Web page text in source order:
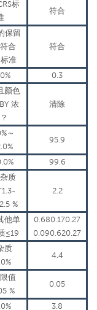
标
符合
保留
合
准
符合
0.3
颜色
浓
清除
～
95.9
99.6
质
%
2.2
他单
≤19
0.680.170.27
0.090.620.27
质
4.4
值
%
0.05
3.8